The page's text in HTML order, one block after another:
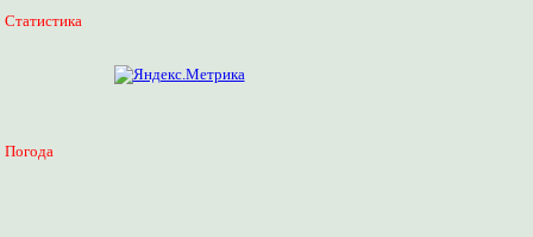
Статистика
Погода